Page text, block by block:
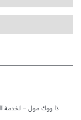
ذا ووك مول - لخدمة